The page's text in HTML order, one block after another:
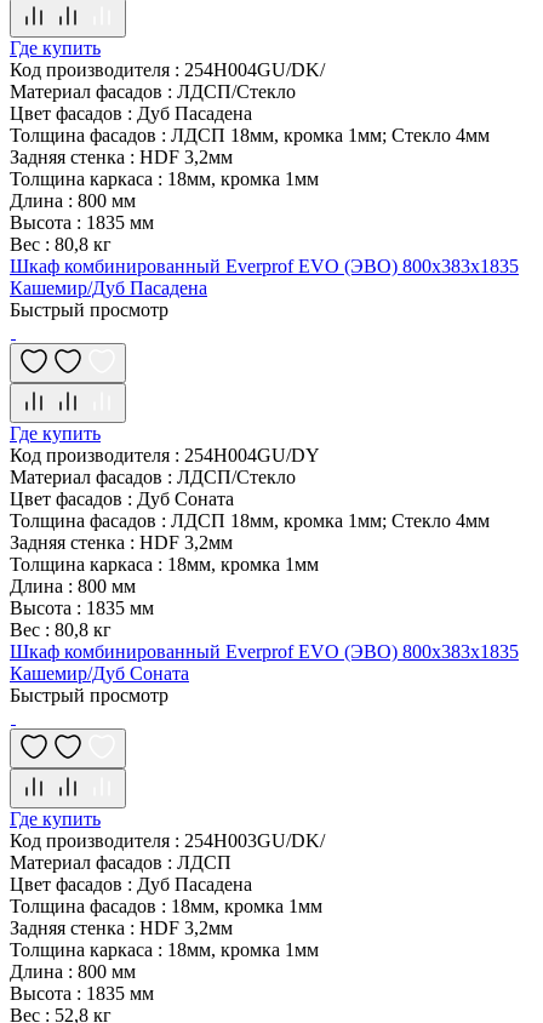
Где купить
Код производителя : 254H004GU/DK/
Материал фасадов : ЛДСП/Стекло
Цвет фасадов : Дуб Пасадена
Толщина фасадов : ЛДСП 18мм, кромка 1мм; Стекло 4мм
Задняя стенка : HDF 3,2мм
Толщина каркаса : 18мм, кромка 1мм
Длина : 800 мм
Высота : 1835 мм
Вес : 80,8 кг
Шкаф комбинированный Everprof EVO (ЭВО) 800х383x1835
Кашемир/Дуб Пасадена
Быстрый просмотр
Где купить
Код производителя : 254H004GU/DY
Материал фасадов : ЛДСП/Стекло
Цвет фасадов : Дуб Соната
Толщина фасадов : ЛДСП 18мм, кромка 1мм; Стекло 4мм
Задняя стенка : HDF 3,2мм
Толщина каркаса : 18мм, кромка 1мм
Длина : 800 мм
Высота : 1835 мм
Вес : 80,8 кг
Шкаф комбинированный Everprof EVO (ЭВО) 800х383x1835
Кашемир/Дуб Соната
Быстрый просмотр
Где купить
Код производителя : 254H003GU/DK/
Материал фасадов : ЛДСП
Цвет фасадов : Дуб Пасадена
Толщина фасадов : 18мм, кромка 1мм
Задняя стенка : HDF 3,2мм
Толщина каркаса : 18мм, кромка 1мм
Длина : 800 мм
Высота : 1835 мм
Вес : 52,8 кг